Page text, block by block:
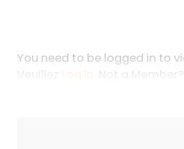
You need to be logged in to
Veuillez
. Not a Member?